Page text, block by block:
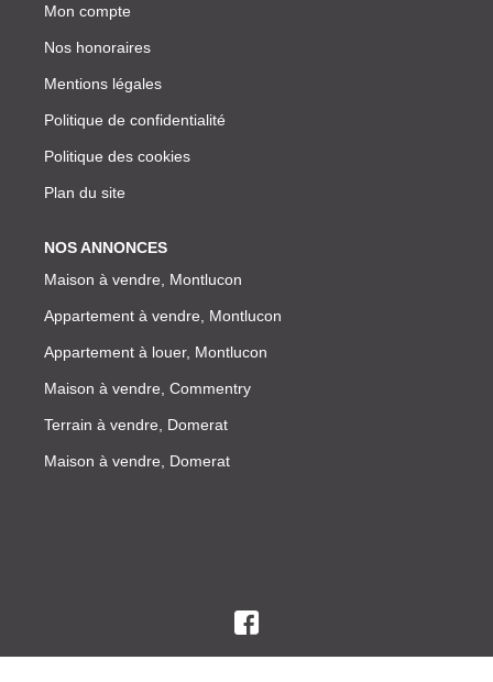
Mon compte
Nos honoraires
Mentions légales
Politique de confidentialité
Politique des cookies
Plan du site
NOS ANNONCES
Maison à vendre, Montlucon
Appartement à vendre, Montlucon
Appartement à louer, Montlucon
Maison à vendre, Commentry
Terrain à vendre, Domerat
Maison à vendre, Domerat